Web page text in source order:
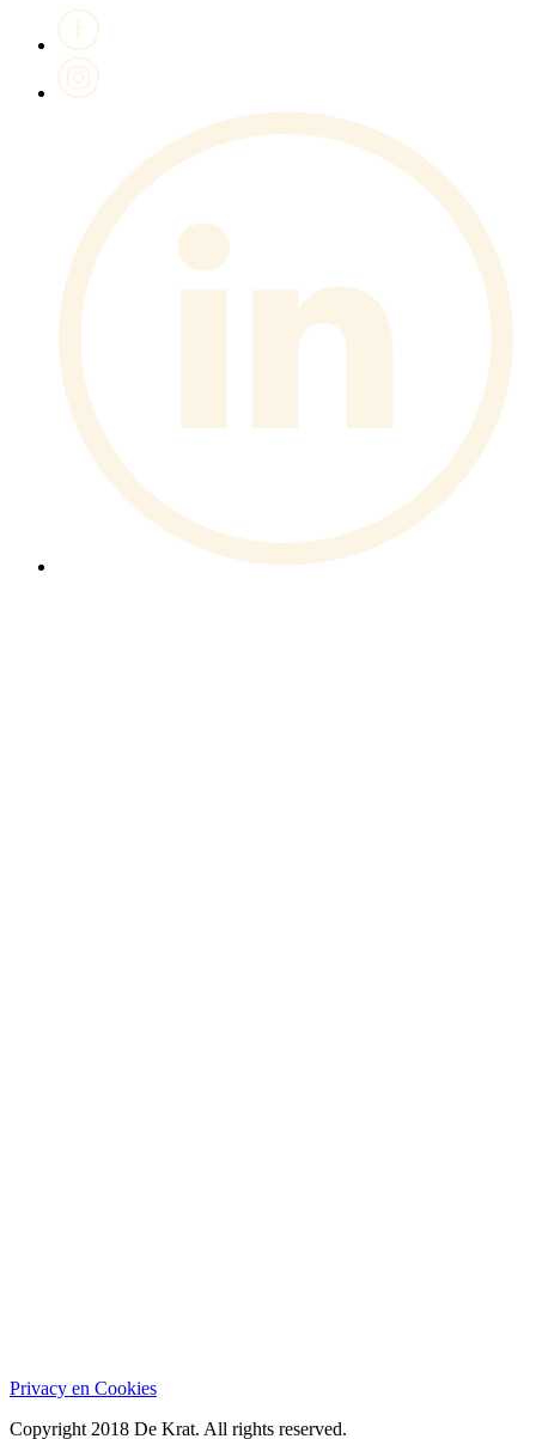
Privacy en Cookies
Copyright 2018 De Krat. All rights reserved.